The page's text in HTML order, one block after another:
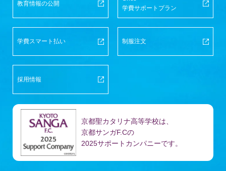
教育情報の公開
学費サポートプラン
学費スマート払い 制服注文
採用情報
京都聖カタリナ高等学校は、
京都サンガF.Cの
2025サポートカンパニーです。